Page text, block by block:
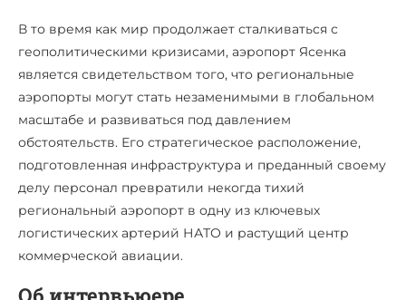
В то время как мир продолжает сталкиваться с
геополитическими кризисами, аэропорт Ясенка
является свидетельством того, что региональные
аэропорты могут стать незаменимыми в глобальном
масштабе и развиваться под давлением
обстоятельств. Его стратегическое расположение,
подготовленная инфраструктура и преданный своему
делу персонал превратили некогда тихий
региональный аэропорт в одну из ключевых
логистических артерий НАТО и растущий центр
коммерческой авиации.
Об интервьюере